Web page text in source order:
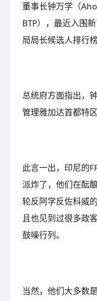
董事长钟万学（
BTP），最近入围
局局长候选人排行榜
总统府方面指出，
管理雅加达首都特区
此言一出，印尼的
派炸了，他们在酝
轮反阿学反佐科威
且也见到过很多政
鼓噪行列。
当然，他们大多数